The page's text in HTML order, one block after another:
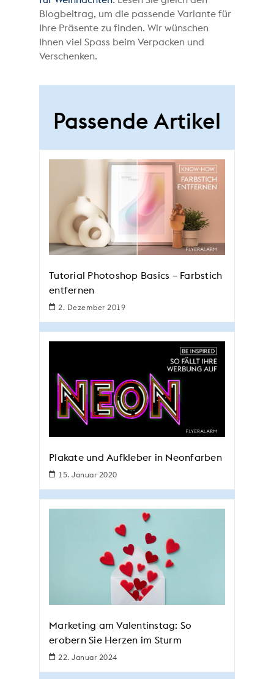
Blogbeitrag, um die passende Variante für
Ihre Präsente zu finden. Wir wünschen
Ihnen viel Spass beim Verpacken und
Verschenken.
Passende Artikel
Tutorial Photoshop Basics – Farbstich
entfernen
2. Dezember 2019
Plakate und Aufkleber in Neonfarben
15. Januar 2020
Marketing am Valentinstag: So
erobern Sie Herzen im Sturm
22. Januar 2024